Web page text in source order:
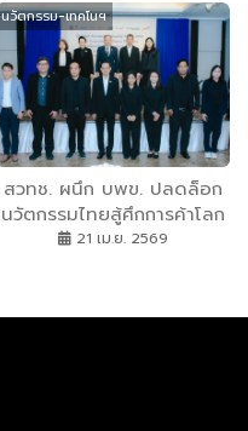
ด้านวิจัย/พัฒนา ณ สถานี
วิจัยลำตะคอง จ.นครราชสีมา
นวัตกรรม-เทคโนฯ
สวทช. ผนึก บพข. ปลดล็อก
นวัตกรรมไทยสู้ศึกการค้าโลก
ดันโครงสร้างพื้นฐานวิทยา
21 เม.ย. 2569